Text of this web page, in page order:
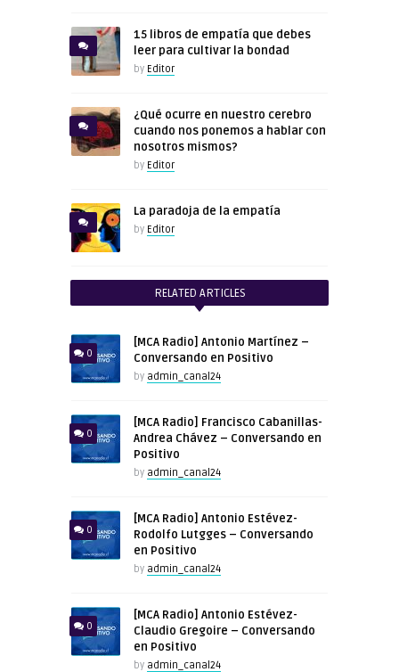
15 libros de empatía que debes
leer para cultivar la bondad
by Editor
¿Qué ocurre en nuestro cerebro
cuando nos ponemos a hablar con
nosotros mismos?
by Editor
La paradoja de la empatía
by Editor
RELATED ARTICLES
0
[MCA Radio] Antonio Martínez –
Conversando en Positivo
by admin_canal24
0
[MCA Radio] Francisco Cabanillas-
Andrea Chávez – Conversando en
Positivo
by admin_canal24
0
[MCA Radio] Antonio Estévez-
Rodolfo Lutgges – Conversando
en Positivo
by admin_canal24
0
[MCA Radio] Antonio Estévez-
Claudio Gregoire – Conversando
en Positivo
by admin_canal24